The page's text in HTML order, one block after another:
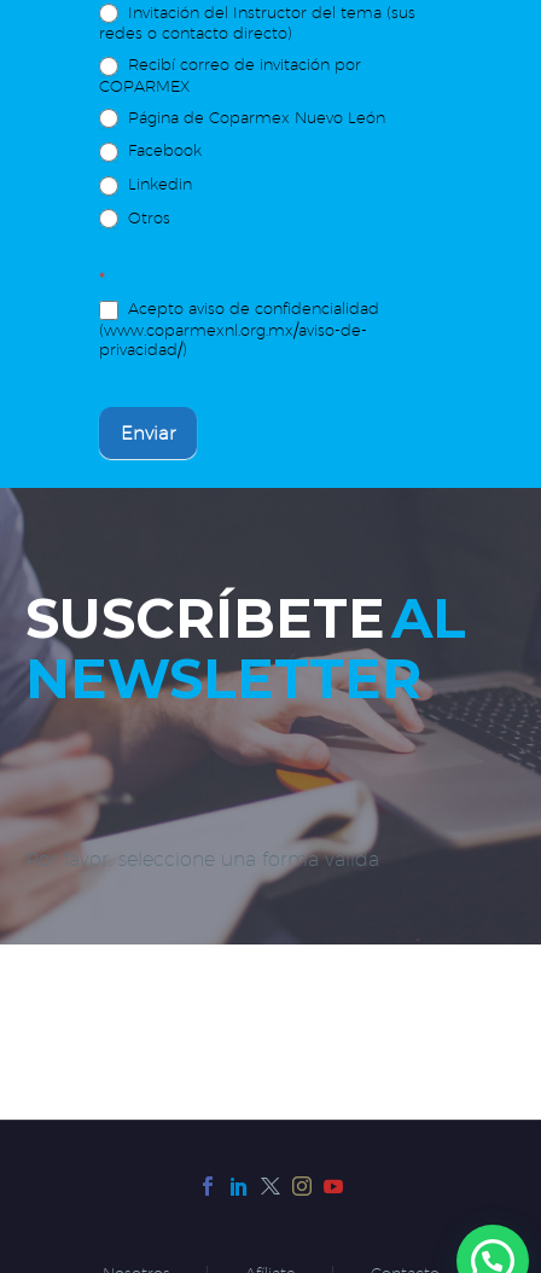
Invitación del Instructor del tema (sus
redes o contacto directo)
Recibí correo de invitación por
COPARMEX
Página de Coparmex Nuevo León
Facebook
Linkedin
Otros
*
Acepto aviso de confidencialidad
(www.coparmexnl.org.mx/aviso-de-
privacidad/)
Enviar
SUSCRÍBETEAL
NEWSLETTER
Por favor, seleccione una forma válida